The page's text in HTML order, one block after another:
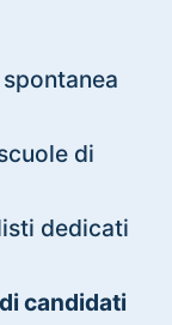
di
dedicati
candidati